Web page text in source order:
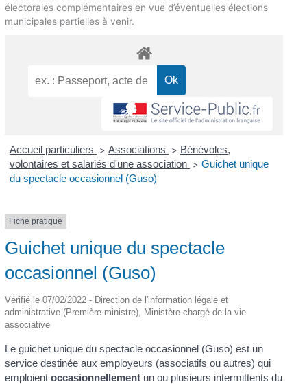
électorales complémentaires en vue d’éventuelles élections
municipales partielles à venir.
Accueil particuliers > Associations > Bénévoles,
volontaires et salariés d'une association > Guichet unique
du spectacle occasionnel (Guso)
Fiche pratique
Guichet unique du spectacle
occasionnel (Guso)
Vérifié le 07/02/2022 - Direction de l'information légale et
administrative (Première ministre), Ministère chargé de la vie
associative
Le guichet unique du spectacle occasionnel (Guso) est un
service destinée aux employeurs (associatifs ou autres) qui
emploientoccasionnellement un ou plusieurs intermittents du